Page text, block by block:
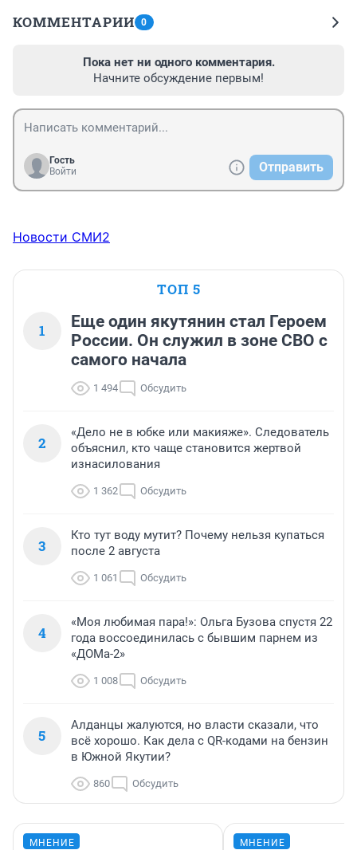
КОММЕНТАРИИ 0
Пока нет ни одного комментария.
Начните обсуждение первым!
Гость
Войти
Отправить
Новости СМИ2
ТОП 5
1
Еще один якутянин стал Героем
России. Он служил в зоне СВО с
самого начала
1 494 Обсудить
2
«Дело не в юбке или макияже». Следователь
объяснил, кто чаще становится жертвой
изнасилования
1 362 Обсудить
3
Кто тут воду мутит? Почему нельзя купаться
после 2 августа
1 061 Обсудить
4
«Моя любимая пара!»: Ольга Бузова спустя 22
года воссоединилась с бывшим парнем из
«ДОМа-2»
1 008 Обсудить
5
Алданцы жалуются, но власти сказали, что
всё хорошо. Как дела с QR-кодами на бензин
в Южной Якутии?
860 Обсудить
МНЕНИЕ МНЕНИЕ